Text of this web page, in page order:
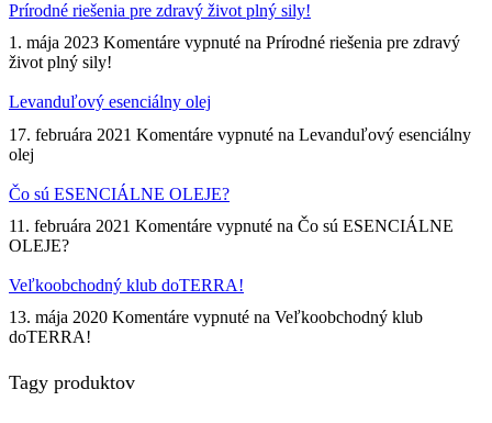
Prírodné riešenia pre zdravý život plný sily!
1. mája 2023 Komentáre vypnuté na Prírodné riešenia pre zdravý
život plný sily!
Levanduľový esenciálny olej
17. februára 2021 Komentáre vypnuté na Levanduľový esenciálny
olej
Čo sú ESENCIÁLNE OLEJE?
11. februára 2021 Komentáre vypnuté na Čo sú ESENCIÁLNE
OLEJE?
Veľkoobchodný klub doTERRA!
13. mája 2020 Komentáre vypnuté na Veľkoobchodný klub
doTERRA!
Tagy produktov